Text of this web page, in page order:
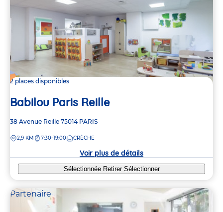
2 places disponibles
Babilou Paris Reille
Adresse
la
38 Avenue Reille 75014 PARIS
DISTANCE
2,9 KM 7:30-19:00 CRÈCHE
Voir plus de détails
Sélectionnée Retirer Sélectionner
Partenaire